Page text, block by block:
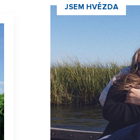
JSEM HVĚZDA